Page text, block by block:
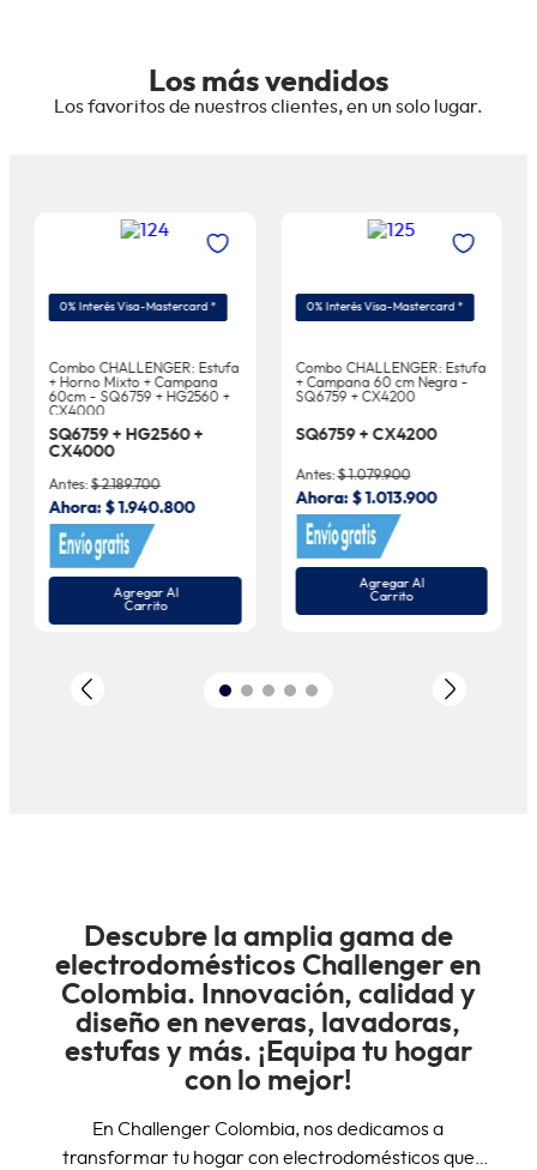
Los más vendidos
Los favoritos de nuestros clientes, en un solo lugar.
0% Interés Visa-Mastercard *
Combo CHALLENGER: Estufa
+ Horno Mixto + Campana
60cm - SQ6759 + HG2560 +
CX4000
SQ6759 + HG2560 +
CX4000
Antes:$2.189.700
Ahora:$ 1.940.800
Agregar Al
Carrito
0% Interés Visa-Mastercard *
Combo CHALLENGER: Estufa
+ Campana 60 cm Negra -
SQ6759 + CX4200
SQ6759 + CX4200
Antes:$1.079.900
Ahora: $ 1.013.900
Agregar Al
Carrito
Descubre la amplia gama de
electrodomésticos Challenger en
Colombia. Innovación, calidad y
diseño en neveras, lavadoras,
estufas y más. ¡Equipa tu hogar
con lo mejor!
En Challenger Colombia, nos dedicamos a
transformar tu hogar con electrodomésticos que